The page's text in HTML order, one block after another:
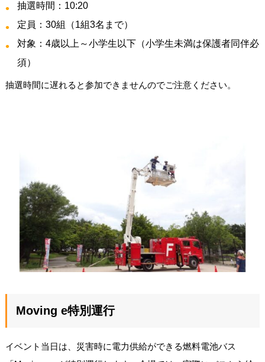
抽選時間：10:20
定員：30組（1組3名まで）
対象：4歳以上～小学生以下（小学生未満は保護者同伴必
須）
抽選時間に遅れると参加できませんのでご注意ください。
Moving e特別運行
イベント当日は、災害時に電力供給ができる燃料電池バス